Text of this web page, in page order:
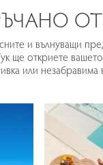
и вълнуващи
ще откриете
или незабравима